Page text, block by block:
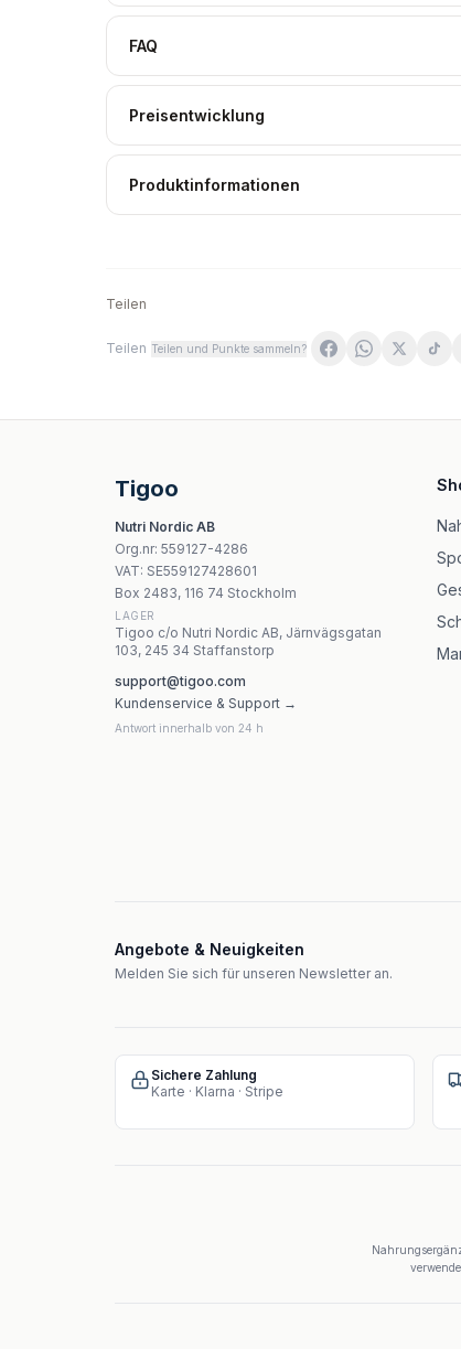
FAQ
Preisentwicklung
Produktinformationen
Teilen
Teilen Teilen und Punkte sammeln?
Trace Minerals - NAC Pulver - 75g
Nutricost - NAC (N-Acetyl L-Cysteine)
Natural Factors - N-Acetyl-L-Cysteine
Allnutrition - Liver Support - 60 kapslar
Allnutrition - D.4000 Drops Vitamin D3
Tigoo
Nutri Nordic AB
Org.nr: 559127-4286
VAT: SE559127428601
Box 2483, 116 74 Stockholm
LAGER
Tigoo c/o Nutri Nordic AB, Järnvägsgatan
103, 245 34 Staffanstorp
support@tigoo.com
Kundenservice & Support →
Antwort innerhalb von 24 h
Angebote & Neuigkeiten
Melden Sie sich für unseren Newsletter an.
Sichere Zahlung
Karte · Klarna · Stripe